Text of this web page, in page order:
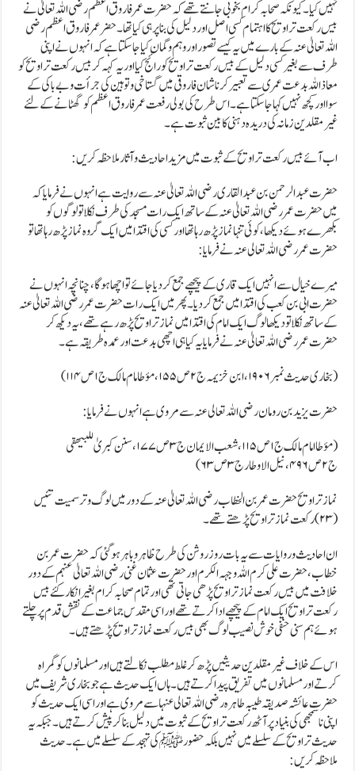
نہیں کیا ۔کیونکہ صحابہ کرام بخوبی جانتے تھے کہ حضرت عمر فاروق اعظم رضی اللہ تعالیٰ نے
بیس رکعت تراویح کا اہتمام کسی اصل اور دلیل کی بنا پر ہی کیا تھا۔ حضر عمر فاروق اعظم رضی
اللہ تعالیٰ عنہ کے بارے میں یہ کیسے تصور اور وہم و گمان کیا جاسکتا ہے کہ انہوں نے اپنی
طرف سے بغیر کسی دلیل کے بیس رکعت تراویح کو رائج کیا اور یہ کہہ کر بیس رکعت تراویح کو
معاذ اللہ بدعت عمری سے تعبیر کرنا شان فاروقی میں گستاخی و توہین کی جرأت و بے باکی کے
سوا اور کچھ نہیں کہا جاسکتا ہے۔اس طرح کی بولی رفعت عمر فاروق اعظم کو گھٹانے کے لئے
غیر مقلدین زمانہ کی دریدہ دہنی کا بین ثبوت ہے۔
اب آئے بیس رکعت تراویح کے ثبوت میں مزید احادیث و آثارملاحظہ کریں:
حضرت عبد الرحمن بن عبد القاری رضی اللہ تعالیٰ عنہ سے روایت ہے انہوں نے فرمایا کہ
میں حضرت عمر رضی اللہ تعالیٰ عنہ کے ساتھ ایک رات مسجد کی طرف نکلا تو لوگوں کو
بکھرے ہوئے دیکھا ، کوئی تنہا نماز پڑھ رہا تھا اور کسی کی اقتدا میں ایک گروہ نماز پڑھ رہا تھا تو
حضرت عمر رضی اللہ تعالی عنہ نے فرمایا:
میرے خیال سے انہیں ایک قاری کے پیچھے جمع کردیا جائے تو اچھا ہوگا، چنانچہ انہوں نے
حضرت ابی بن کعب کی اقتدامیں جمع کردیا ۔ پھر میں ایک رات حضرت عمر رضی اللہ تعالیٰ عنہ
کے ساتھ نکلا تو دیکھا لوگ ایک امام کی اقتدا میں نماز تراویح پڑھ رہے تھے ، یہ دیکھ کر
حضرت عمررضی اللہ تعالیٰ عنہ نے فرمایا یہ کیا ہی اچھی بدعت اور عمدہ طریقہ ہے۔
(بخاری حدیث نمبر ۱۹۰۶، ابن خزیمہ ج۲ص ۱۵۵،مؤطا مام مالک ج۱ص۱۱۴)
حضرت یزید بن رومان رضی اللہ تعالی عنہ سے مروی ہے انہوں نے فرمایا :
(مؤطا امام مالک ج۱ص۱۱۵، شعب الایمان ج۳ ص ۱۷۷، سنن کبریٰ للبیھقی
ج۲ص۴۹۶،نیل الاوطار ج۳ص۶۳)
نماز تراویح حضرت عمربن الخطاب رضی اللہ تعالیٰ عنہ کے دور میں لوگ وتر سمیت تئیس
(۲۳) رکعت نماز تراویح پڑھتے تھے۔
ان احادیث و روایا ت سے یہ بات روز روشن کی طرح ظاہر و باہر ہوگئی کہ حضر ت عمر بن
خطاب ، حضرت علی کرم اللہ وجہہ الکرم اور حضرت عثمان غنی رضی اللہ تعالیٰ عنہم کے دور
خلافت میں بیس رکعت نماز تراویح پڑھی جاتی تھی اورتمام صحابہ کرام بغیر انکار کئے بیس
رکعت تراویح ایک امام کے پیچھے ادا کرتے تھے اور اسی مقدس جماعت کے نقش قدم پر چلتے
ہوئے ہم سنی حنفی خوش نصیب لوگ بھی بیس رکعت نماز تراویح پڑھتے ہیں ۔
اس کے خلاف غیر مقلدین حدیثیں پڑھ کر غلط مطلب نکالتے ہیں اور مسلمانوں کو گمراہ
کرتے اور مسلمانوں میں تفریق پیدا کرتے ہیں۔ہاں ایک حدیث ہے جو بخاری شریف میں
حضرت عائشہ صدیقہ طیبہ طاہرہ رضی اللہ تعالی عنہا سے مروی ہے اور اسی ایک حدیث کو
اپنی ناسمجھی کی بنیاد پر آٹھ رکعت تراویح کے ثبوت میں دلیل بناکر پیش کرتے ہیں۔جبکہ یہ
حدیث تراویح کے سلسلے میں نہیں بلکہ حضور ﷺکی تہجد کے سلسلے میں ہے۔حدیث
ملاحظہ کریں: